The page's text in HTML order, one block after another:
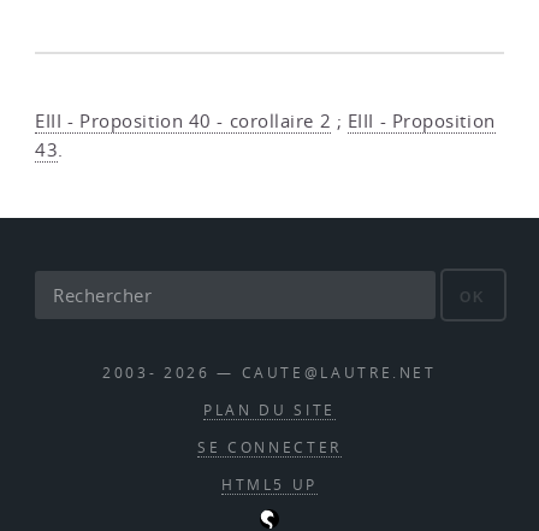
EIII - Proposition 40 - corollaire 2 ; EIII - Proposition
43.
OK
2003- 2026 — CAUTE@LAUTRE.NET
PLAN DU SITE
SE CONNECTER
HTML5 UP